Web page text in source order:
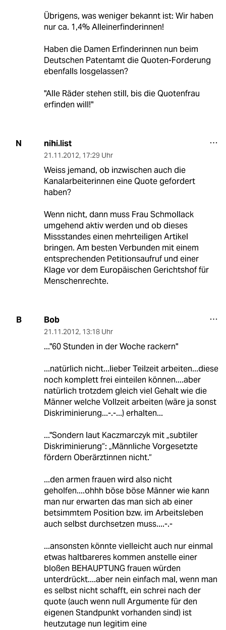
Übrigens, was weniger bekannt ist: Wir haben
nur ca. 1,4% Alleinerfinderinnen!
Haben die Damen Erfinderinnen nun beim
Deutschen Patentamt die Quoten-Forderung
ebenfalls losgelassen?
"Alle Räder stehen still, bis die Quotenfrau
erfinden will!"
N nihi.list
21.11.2012, 17:29 Uhr
Weiss jemand, ob inzwischen auch die
Kanalarbeiterinnen eine Quote gefordert
haben?
Wenn nicht, dann muss Frau Schmollack
umgehend aktiv werden und ob dieses
Missstandes einen mehrteiligen Artikel
bringen. Am besten Verbunden mit einem
entsprechenden Petitionsaufruf und einer
Klage vor dem Europäischen Gerichtshof für
Menschenrechte.
B Bob
21.11.2012, 13:18 Uhr
..."60 Stunden in der Woche rackern"
...natürlich nicht...lieber Teilzeit arbeiten...diese
noch komplett frei einteilen können....aber
natürlich trotzdem gleich viel Gehalt wie die
Männer welche Vollzeit arbeiten (wäre ja sonst
Diskriminierung...-.-...) erhalten...
..."Sondern laut Kaczmarczyk mit „subtiler
Diskriminierung“: „Männliche Vorgesetzte
fördern Oberärztinnen nicht.“
...den armen frauen wird also nicht
geholfen....ohhh böse böse Männer wie kann
man nur erwarten das man sich ab einer
betsimmtem Position bzw. im Arbeitsleben
auch selbst durchsetzen muss....-.-
...ansonsten könnte vielleicht auch nur einmal
etwas haltbareres kommen anstelle einer
bloßen BEHAUPTUNG frauen würden
unterdrückt....aber nein einfach mal, wenn man
es selbst nicht schafft, ein schrei nach der
quote (auch wenn null Argumente für den
eigenen Standpunkt vorhanden sind) ist
heutzutage nun legitim eine